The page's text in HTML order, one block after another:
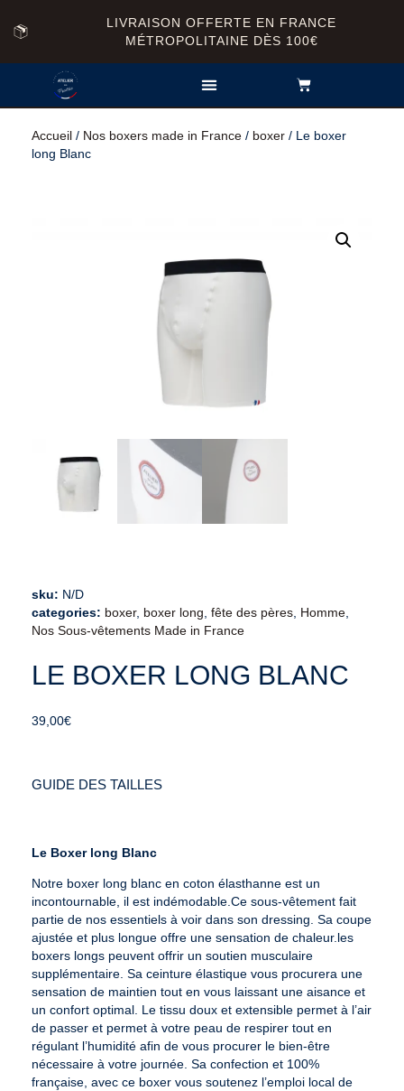
LIVRAISON OFFERTE EN FRANCE
MÉTROPOLITAINE DÈS 100€
Accueil / Nos boxers made in France / boxer / Le boxer
long Blanc
sku: N/D
categories: boxer, boxer long, fête des pères, Homme,
Nos Sous-vêtements Made in France
LE BOXER LONG BLANC
39,00€
GUIDE DES TAILLES
Le Boxer long Blanc
Notre boxer long blanc en coton élasthanne est un
incontournable, il est indémodable.Ce sous-vêtement fait
partie de nos essentiels à voir dans son dressing. Sa coupe
ajustée et plus longue offre une sensation de chaleur.les
boxers longs peuvent offrir un soutien musculaire
supplémentaire. Sa ceinture élastique vous procurera une
sensation de maintien tout en vous laissant une aisance et
un confort optimal. Le tissu doux et extensible permet à l’air
de passer et permet à votre peau de respirer tout en
régulant l’humidité afin de vous procurer le bien-être
nécessaire à votre journée. Sa confection et 100%
française, avec ce boxer vous soutenez l’emploi local de